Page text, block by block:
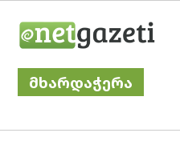
მხარდაჭერა